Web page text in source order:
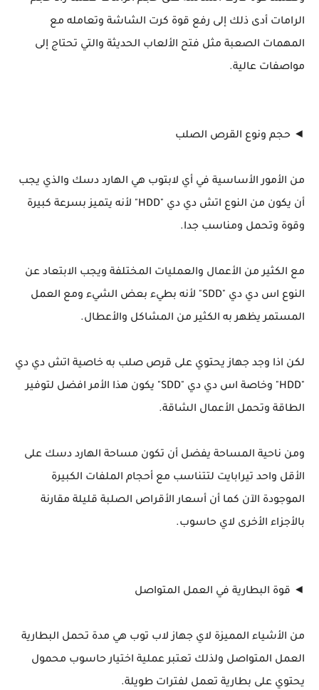
الرامات أدى ذلك إلى رفع قوة كرت الشاشة وتعامله مع
المهمات الصعبة مثل فتح الألعاب الحديثة والتي تحتاج إلى
مواصفات عالية.
◄ حجم ونوع القرص الصلب
من الأمور الأساسية في أي لابتوب هي الهارد دسك والذي يجب
أن يكون من النوع اتش دي دي "HDD" لأنه يتميز بسرعة كبيرة
وقوة وتحمل ومناسب جدا.
مع الكثير من الأعمال والعمليات المختلفة ويجب الابتعاد عن
النوع اس دي دي "SDD" لأنه بطيء بعض الشيء ومع العمل
المستمر يظهر به الكثير من المشاكل والأعطال.
لكن اذا وجد جهاز يحتوي على قرص صلب به خاصية اتش دي دي
"HDD" وخاصة اس دي دي "SDD" يكون هذا الأمر افضل لتوفير
الطاقة وتحمل الأعمال الشاقة.
ومن ناحية المساحة يفضل أن تكون مساحة الهارد دسك على
الأقل واحد تيرابايت لتتناسب مع أحجام الملفات الكبيرة
الموجودة الآن كما أن أسعار الأقراص الصلبة قليلة مقارنة
بالأجزاء الأخرى لاي حاسوب.
◄ قوة البطارية في العمل المتواصل
من الأشياء المميزة لاي جهاز لاب توب هي مدة تحمل البطارية
العمل المتواصل ولذلك تعتبر عملية اختيار حاسوب محمول
يحتوي على بطارية تعمل لفترات طويلة.